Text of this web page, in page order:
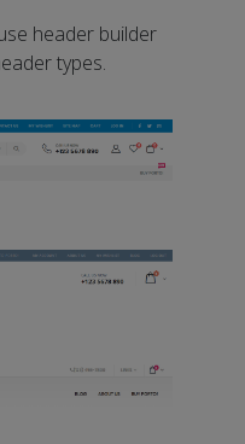
header builder
types.